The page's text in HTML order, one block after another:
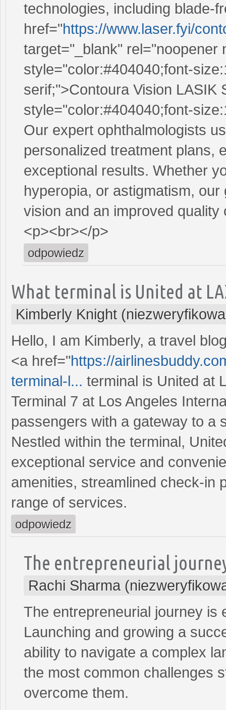
technologies, including blade-
href="https://www.laser.fyi/
target="_blank" rel="noopener
style="color:#404040;font-
serif;">Contoura Vision
style="color:#404040;font-
Our expert ophthalmologists
personalized treatment plans,
exceptional results. Whether
hyperopia, or astigmatism,
vision and an improved
<p><br></p>
odpowiedz
What terminal is United at
Kimberly Knight
Hello, I am Kimberly, a travel
<a href="https://
terminal-l... terminal is United at
Terminal 7 at Los Angeles
passengers with a gateway to a
Nestled within the terminal,
exceptional service and
amenities, streamlined check-in
range of services.
odpowiedz
The entrepreneurial
Rachi Sharma
The entrepreneurial journey is
Launching and growing a
ability to navigate a complex
the most common challenges
overcome them.